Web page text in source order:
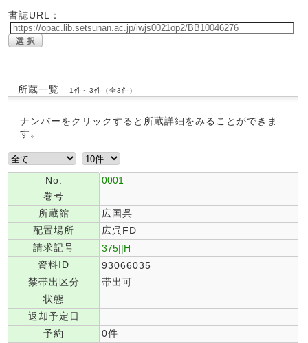
書誌URL：
所蔵一覧 1件～3件（全3件）
ナンバーをクリックすると所蔵詳細をみることができま
す。
No.
0001
巻号
所蔵館
広国呉
配置場所
広呉FD
請求記号
375||H
資料ID
93066035
禁帯出区分
帯出可
状態
返却予定日
予約
0件